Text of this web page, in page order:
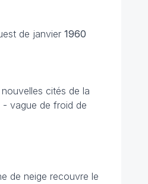
de janvier 1960
cités de la
- vague de froid de
de neige recouvre le